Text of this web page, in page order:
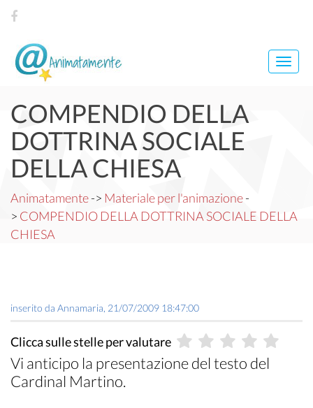
COMPENDIO DELLA
DOTTRINA SOCIALE
DELLA CHIESA
Animatamente-> Materiale per l'animazione-
> COMPENDIO DELLA DOTTRINA SOCIALE DELLA
CHIESA
inserito da Annamaria 21/07/2009 18:47:00
Clicca sulle stelle per valutare
Vi anticipo la presentazione del testo del
Cardinal Martino.